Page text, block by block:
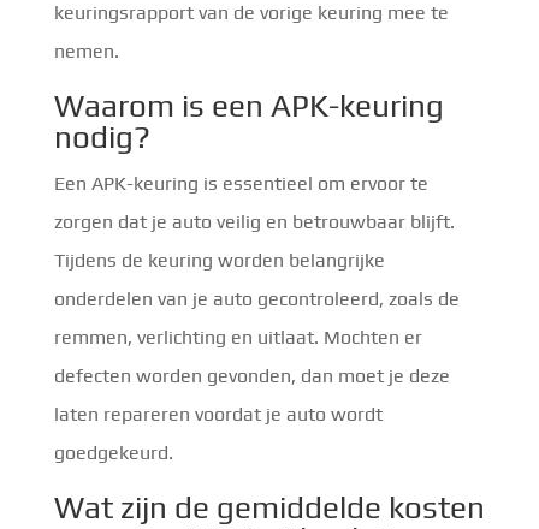
keuringsrapport van de vorige keuring mee te
nemen.
Waarom is een APK-keuring
nodig?
Een APK-keuring is essentieel om ervoor te
zorgen dat je auto veilig en betrouwbaar blijft.
Tijdens de keuring worden belangrijke
onderdelen van je auto gecontroleerd, zoals de
remmen, verlichting en uitlaat. Mochten er
defecten worden gevonden, dan moet je deze
laten repareren voordat je auto wordt
goedgekeurd.
Wat zijn de gemiddelde kosten